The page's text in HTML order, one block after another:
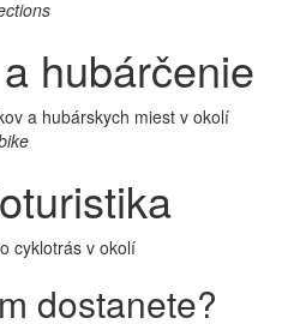
hubárčenie
a hubárskych miest v okolí
cyklotrás v okolí
dostanete?